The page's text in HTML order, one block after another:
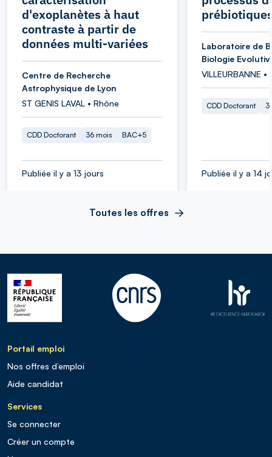
d'exoplanètes à haut
contraste à partir de
données multi-variées
Centre de Recherche
Astrophysique de Lyon
ST GENIS LAVAL • Rhône
CDD Doctorant 36 mois BAC+5
Publiée il y a 13 jours
Laboratoire de
Biologie
VILLEURBANNE •
CDD Doctorant
Publiée il y a 14
Toutes les offres
Portail emploi
Nos offres d’emploi
Aide candidat
Services
Se connecter
Créer un compte